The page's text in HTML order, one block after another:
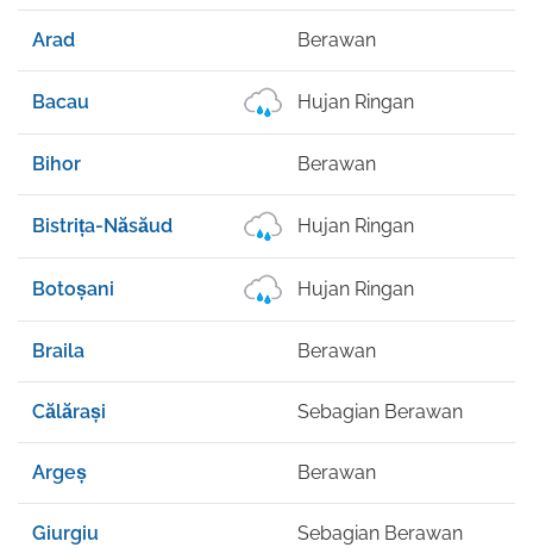
Arad Berawan
Bacau Hujan Ringan
Bihor Berawan
Bistrița-Năsăud Hujan Ringan
Botoșani Hujan Ringan
Braila Berawan
Călărași Sebagian Berawan
Argeș Berawan
Giurgiu Sebagian Berawan